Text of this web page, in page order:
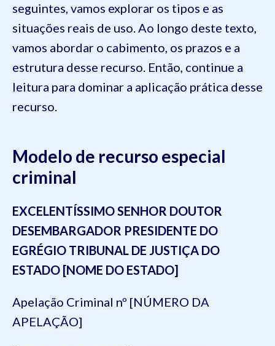
seguintes, vamos explorar os tipos e as
situações reais de uso. Ao longo deste texto,
vamos abordar o cabimento, os prazos e a
estrutura desse recurso. Então, continue a
leitura para dominar a aplicação prática desse
recurso.
Modelo de recurso especial
criminal
EXCELENTÍSSIMO SENHOR DOUTOR
DESEMBARGADOR PRESIDENTE DO
EGRÉGIO TRIBUNAL DE JUSTIÇA DO
ESTADO [NOME DO ESTADO]
Apelação Criminal nº [NÚMERO DA
APELAÇÃO]